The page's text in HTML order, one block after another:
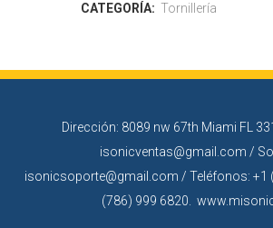
CATEGORÍA: Tornillería
Dirección: 8089 nw 67th Miami FL
isonicventas@gmail.com /
isonicsoporte@gmail.com / Teléfonos: +1
(786) 999 6820.